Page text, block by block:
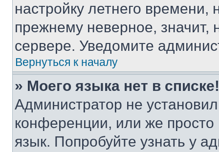
настройку летнего
прежнему неверное, значит,
сервере. Уведомите
Вернуться к началу
» Моего языка нет в списке!
Администратор не
конференции, или же
язык. Попробуйте узнать у